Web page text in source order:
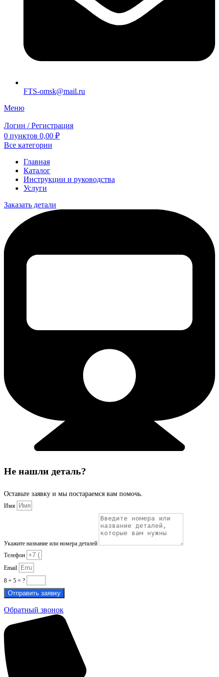
FTS-omsk@mail.ru
Меню
Логин / Регистрация
0 пунктов 0,00 ₽
Все категории
Главная
Каталог
Инструкции и руководства
Услуги
Заказать детали
Не нашли деталь?
Оставьте заявку и мы постараемся вам помочь.
Имя
Укажите название или номера деталей
Телефон
Email
8 + 5 = ?
Отправить заявку
Обратный звонок